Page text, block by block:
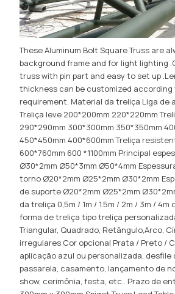
These Aluminum Bolt Square Truss are
background frame and for light lighting
truss with pin part and easy to set up
thickness can be customized
requirement. Material da treliça Liga de
Treliça leve 200*200mm 220*220mm
290*290mm 300*300mm 350*350mm
450*450mm 400*600mm Treliça
600*760mm 600 *1100mm Principal
Ø30*2mm Ø50*3mm Ø50*4mm
torno Ø20*2mm Ø25*2mm Ø30*2mm
de suporte Ø20*2mm Ø25*2mm
da treliça 0,5m / 1m / 1.5m / 2m / 3m / 4m
forma de treliça tipo treliça
Triangular, Quadrado, Retângulo,Arco,
irregulares Cor opcional Prata / Preto /
aplicação azul ou personalizada, desfile
passarela, casamento, lançamento de
show, cerimônia, festa, etc.. Prazo de